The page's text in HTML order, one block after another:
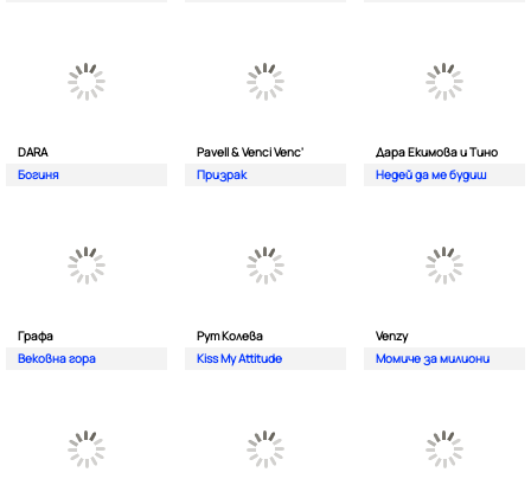
DARA
Богиня
Pavell & Venci Venc'
Призрак
Дара Екимова и Тино
Недей да ме будиш
Графа
Вековна гора
Рут Колева
Kiss My Attitude
Venzy
Момиче за милиони